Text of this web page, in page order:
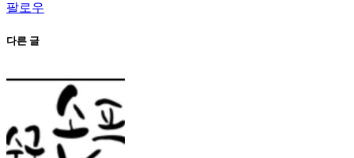
팔로우
다른 글